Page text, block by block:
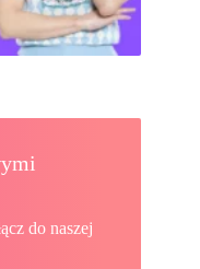
do naszej